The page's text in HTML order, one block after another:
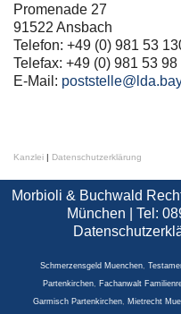
Promenade 27
91522 Ansbach
Telefon: +49 (0) 981 53
Telefax: +49 (0) 981 53
E-Mail:
Kanzlei | Datenschutzerklärung
Morbioli & Buchwald
München | Tel:
Schmerzensgeld Muenchen,
Partenkirchen, Fachanwalt
Garmisch Partenkirchen, Mietrecht